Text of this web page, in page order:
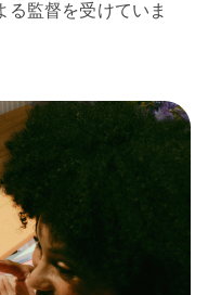
る監督を受けていま